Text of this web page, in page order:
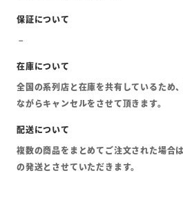
全国の系列店と在庫を共有しているため
ながらキャンセルをさせて頂きます。
複数の商品をまとめてご注文された場合
の発送とさせていただきます。